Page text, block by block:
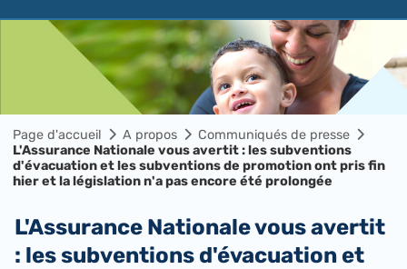
Page d'accueil A propos
Communiqués de presse
L'Assurance Nationale vous avertit : les subventions
d'évacuation et les subventions de promotion ont pris fin
hier et la législation n'a pas encore été prolongée
L'Assurance Nationale vous avertit
: les subventions d'évacuation et